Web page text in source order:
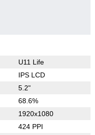
U11 Life
IPS LCD
5.2"
68.6%
1920x1080
424 PPI